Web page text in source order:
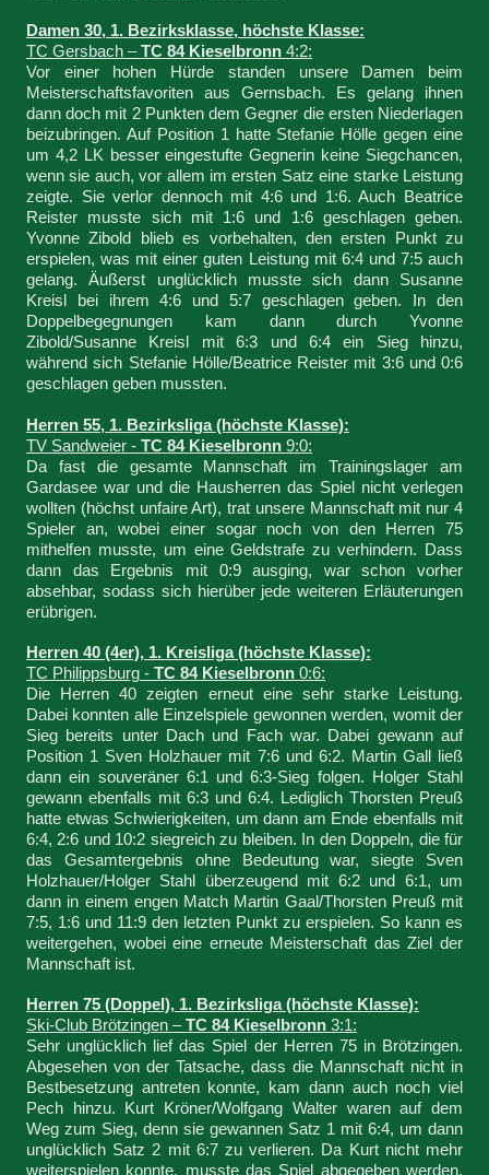
Damen 30, 1. Bezirksklasse, höchste Klasse:
TC Gersbach –TC 84 Kieselbronn 4:2:
Vor einer hohen Hürde standen unsere Damen beim
Meisterschaftsfavoriten aus Gernsbach. Es gelang ihnen
dann doch mit 2 Punkten dem Gegner die ersten Niederlagen
beizubringen. Auf Position 1 hatte Stefanie Hölle gegen eine
um 4,2 LK besser eingestufte Gegnerin keine Siegchancen,
wenn sie auch, vor allem im ersten Satz eine starke Leistung
zeigte. Sie verlor dennoch mit 4:6 und 1:6. Auch Beatrice
Reister musste sich mit 1:6 und 1:6 geschlagen geben.
Yvonne Zibold blieb es vorbehalten, den ersten Punkt zu
erspielen, was mit einer guten Leistung mit 6:4 und 7:5 auch
gelang. Äußerst unglücklich musste sich dann Susanne
Kreisl bei ihrem 4:6 und 5:7 geschlagen geben. In den
Doppelbegegnungen kam dann durch Yvonne
Zibold/Susanne Kreisl mit 6:3 und 6:4 ein Sieg hinzu,
während sich Stefanie Hölle/Beatrice Reister mit 3:6 und 0:6
geschlagen geben mussten.
Herren 55, 1. Bezirksliga (höchste Klasse):
TV Sandweier - TC 84 Kieselbronn 9:0:
Da fast die gesamte Mannschaft im Trainingslager am
Gardasee war und die Hausherren das Spiel nicht verlegen
wollten (höchst unfaire Art), trat unsere Mannschaft mit nur 4
Spieler an, wobei einer sogar noch von den Herren 75
mithelfen musste, um eine Geldstrafe zu verhindern. Dass
dann das Ergebnis mit 0:9 ausging, war schon vorher
absehbar, sodass sich hierüber jede weiteren Erläuterungen
erübrigen.
Herren 40 (4er), 1. Kreisliga (höchste Klasse):
TC Philippsburg - TC 84 Kieselbronn 0:6:
Die Herren 40 zeigten erneut eine sehr starke Leistung.
Dabei konnten alle Einzelspiele gewonnen werden, womit der
Sieg bereits unter Dach und Fach war. Dabei gewann auf
Position 1 Sven Holzhauer mit 7:6 und 6:2. Martin Gall ließ
dann ein souveräner 6:1 und 6:3-Sieg folgen. Holger Stahl
gewann ebenfalls mit 6:3 und 6:4. Lediglich Thorsten Preuß
hatte etwas Schwierigkeiten, um dann am Ende ebenfalls mit
6:4, 2:6 und 10:2 siegreich zu bleiben. In den Doppeln, die für
das Gesamtergebnis ohne Bedeutung war, siegte Sven
Holzhauer/Holger Stahl überzeugend mit 6:2 und 6:1, um
dann in einem engen Match Martin Gaal/Thorsten Preuß mit
7:5, 1:6 und 11:9 den letzten Punkt zu erspielen. So kann es
weitergehen, wobei eine erneute Meisterschaft das Ziel der
Mannschaft ist.
Herren 75 (Doppel), 1. Bezirksliga (höchste Klasse):
Ski-Club Brötzingen –TC 84 Kieselbronn 3:1:
Sehr unglücklich lief das Spiel der Herren 75 in Brötzingen.
Abgesehen von der Tatsache, dass die Mannschaft nicht in
Bestbesetzung antreten konnte, kam dann auch noch viel
Pech hinzu. Kurt Kröner/Wolfgang Walter waren auf dem
Weg zum Sieg, denn sie gewannen Satz 1 mit 6:4, um dann
unglücklich Satz 2 mit 6:7 zu verlieren. Da Kurt nicht mehr
weiterspielen konnte, musste das Spiel abgegeben werden.